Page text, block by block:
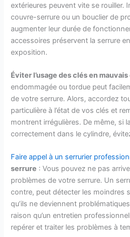
extérieures peuvent vite se rouiller.
couvre-serrure ou un bouclier de
augmenter leur durée de
accessoires préservent la serrure
exposition.
Éviter l’usage des clés en
endommagée ou tordue peut
de votre serrure. Alors, accordez
particulière à l’état de vos clés et
montrent irrégulières. De même, si
correctement dans le cylindre,
Faire appel à un serrurier
serrure : Vous pouvez ne pas
problèmes de votre serrure. Un
contre, peut détecter les moindres
qu’ils ne deviennent
raison qu’un entretien
repérer et traiter les problèmes à